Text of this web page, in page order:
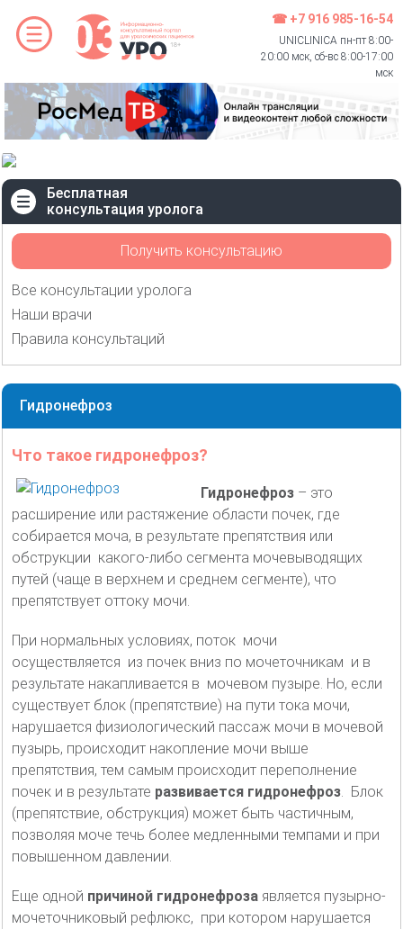
☎ +7 916 985-16-54
UNICLINICA пн-пт 8:00-
20:00 мск, сб-вс 8:00-17:00
мск
Бесплатная
консультация уролога
Получить консультацию
Все консультации уролога
Наши врачи
Правила консультаций
Гидронефроз
Что такое гидронефроз?
Гидронефроз – это
расширение или растяжение области почек, где
собирается моча, в результате препятствия или
обструкции какого-либо сегмента мочевыводящих
путей (чаще в верхнем и среднем сегменте), что
препятствует оттоку мочи.
При нормальных условиях, поток мочи
осуществляется из почек вниз по мочеточникам и в
результате накапливается в мочевом пузыре. Но, если
существует блок (препятствие) на пути тока мочи,
нарушается физиологический пассаж мочи в мочевой
пузырь, происходит накопление мочи выше
препятствия, тем самым происходит переполнение
почек и в результате развивается гидронефроз. Блок
(препятствие, обструкция) может быть частичным,
позволяя моче течь более медленными темпами и при
повышенном давлении.
Еще одной причиной гидронефроза является пузырно-
мочеточниковый рефлюкс, при котором нарушается